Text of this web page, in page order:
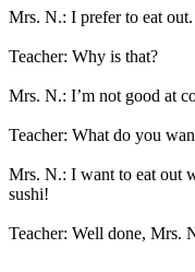
Mrs. N.: I prefer to eat out.
Teacher: Why is that?
Mrs. N.: I’m not good at
Teacher: What do you
Mrs. N.: I want to eat out
sushi!
Teacher: Well done, Mrs.